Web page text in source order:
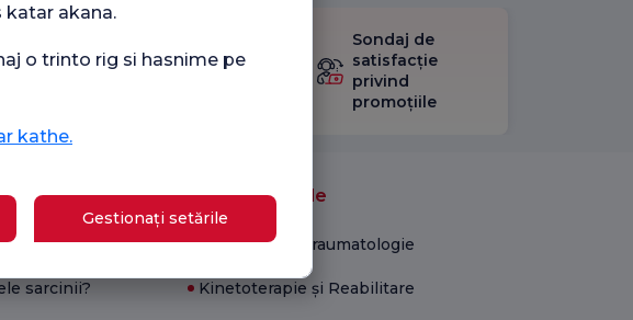
sarcinii?
Unități medicale
Ortopedie și Traumatologie
Kinetoterapie și Reabilitare
Verificați
Chestionarul
Sondaj de
satisfacție
privind
promoțiile
katar akana.
o trinto rig si hasnime pe
kathe.
Gestionați setările